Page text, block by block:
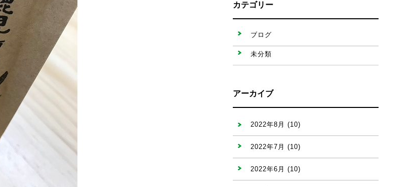
カテゴリー
ブログ
未分類
アーカイブ
2022年8月 (10)
2022年7月 (10)
2022年6月 (10)